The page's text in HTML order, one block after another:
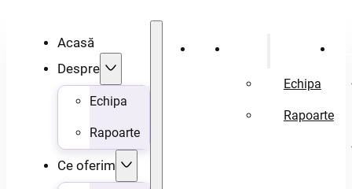
Acasă
Despre
Echipa
Rapoarte
Ce oferim
Acasă
Echipa
Rapoarte